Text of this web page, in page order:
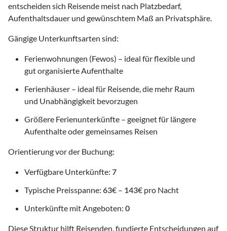
entscheiden sich Reisende meist nach Platzbedarf,
Aufenthaltsdauer und gewünschtem Maß an Privatsphäre.
Gängige Unterkunftsarten sind:
Ferienwohnungen (Fewos) – ideal für flexible und
gut organisierte Aufenthalte
Ferienhäuser – ideal für Reisende, die mehr Raum
und Unabhängigkeit bevorzugen
Größere Ferienunterkünfte – geeignet für längere
Aufenthalte oder gemeinsames Reisen
Orientierung vor der Buchung:
Verfügbare Unterkünfte: 7
Typische Preisspanne: 63€ – 143€ pro Nacht
Unterkünfte mit Angeboten: 0
Diese Struktur hilft Reisenden, fundierte Entscheidungen auf